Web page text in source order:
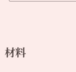
材料